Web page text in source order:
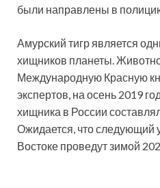
были направлены в
Амурский тигр является
хищников планеты.
Международную Красную
экспертов, на осень 2019
хищника в России
Ожидается, что следующий
Востоке проведут зимой